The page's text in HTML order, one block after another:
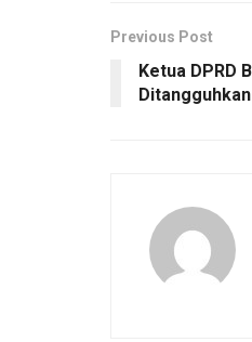
Previous Post
Ketua DPRD
Ditangguhkan